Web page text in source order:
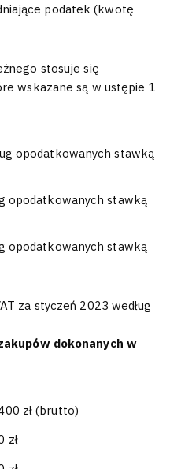
podatek (kwotę
stosuje się
wskazane są w ustępie 1
opodatkowanych stawką
opodatkowanych stawką
opodatkowanych stawką
za styczeń 2023 według
dokonanych w
zł (brutto)
zł